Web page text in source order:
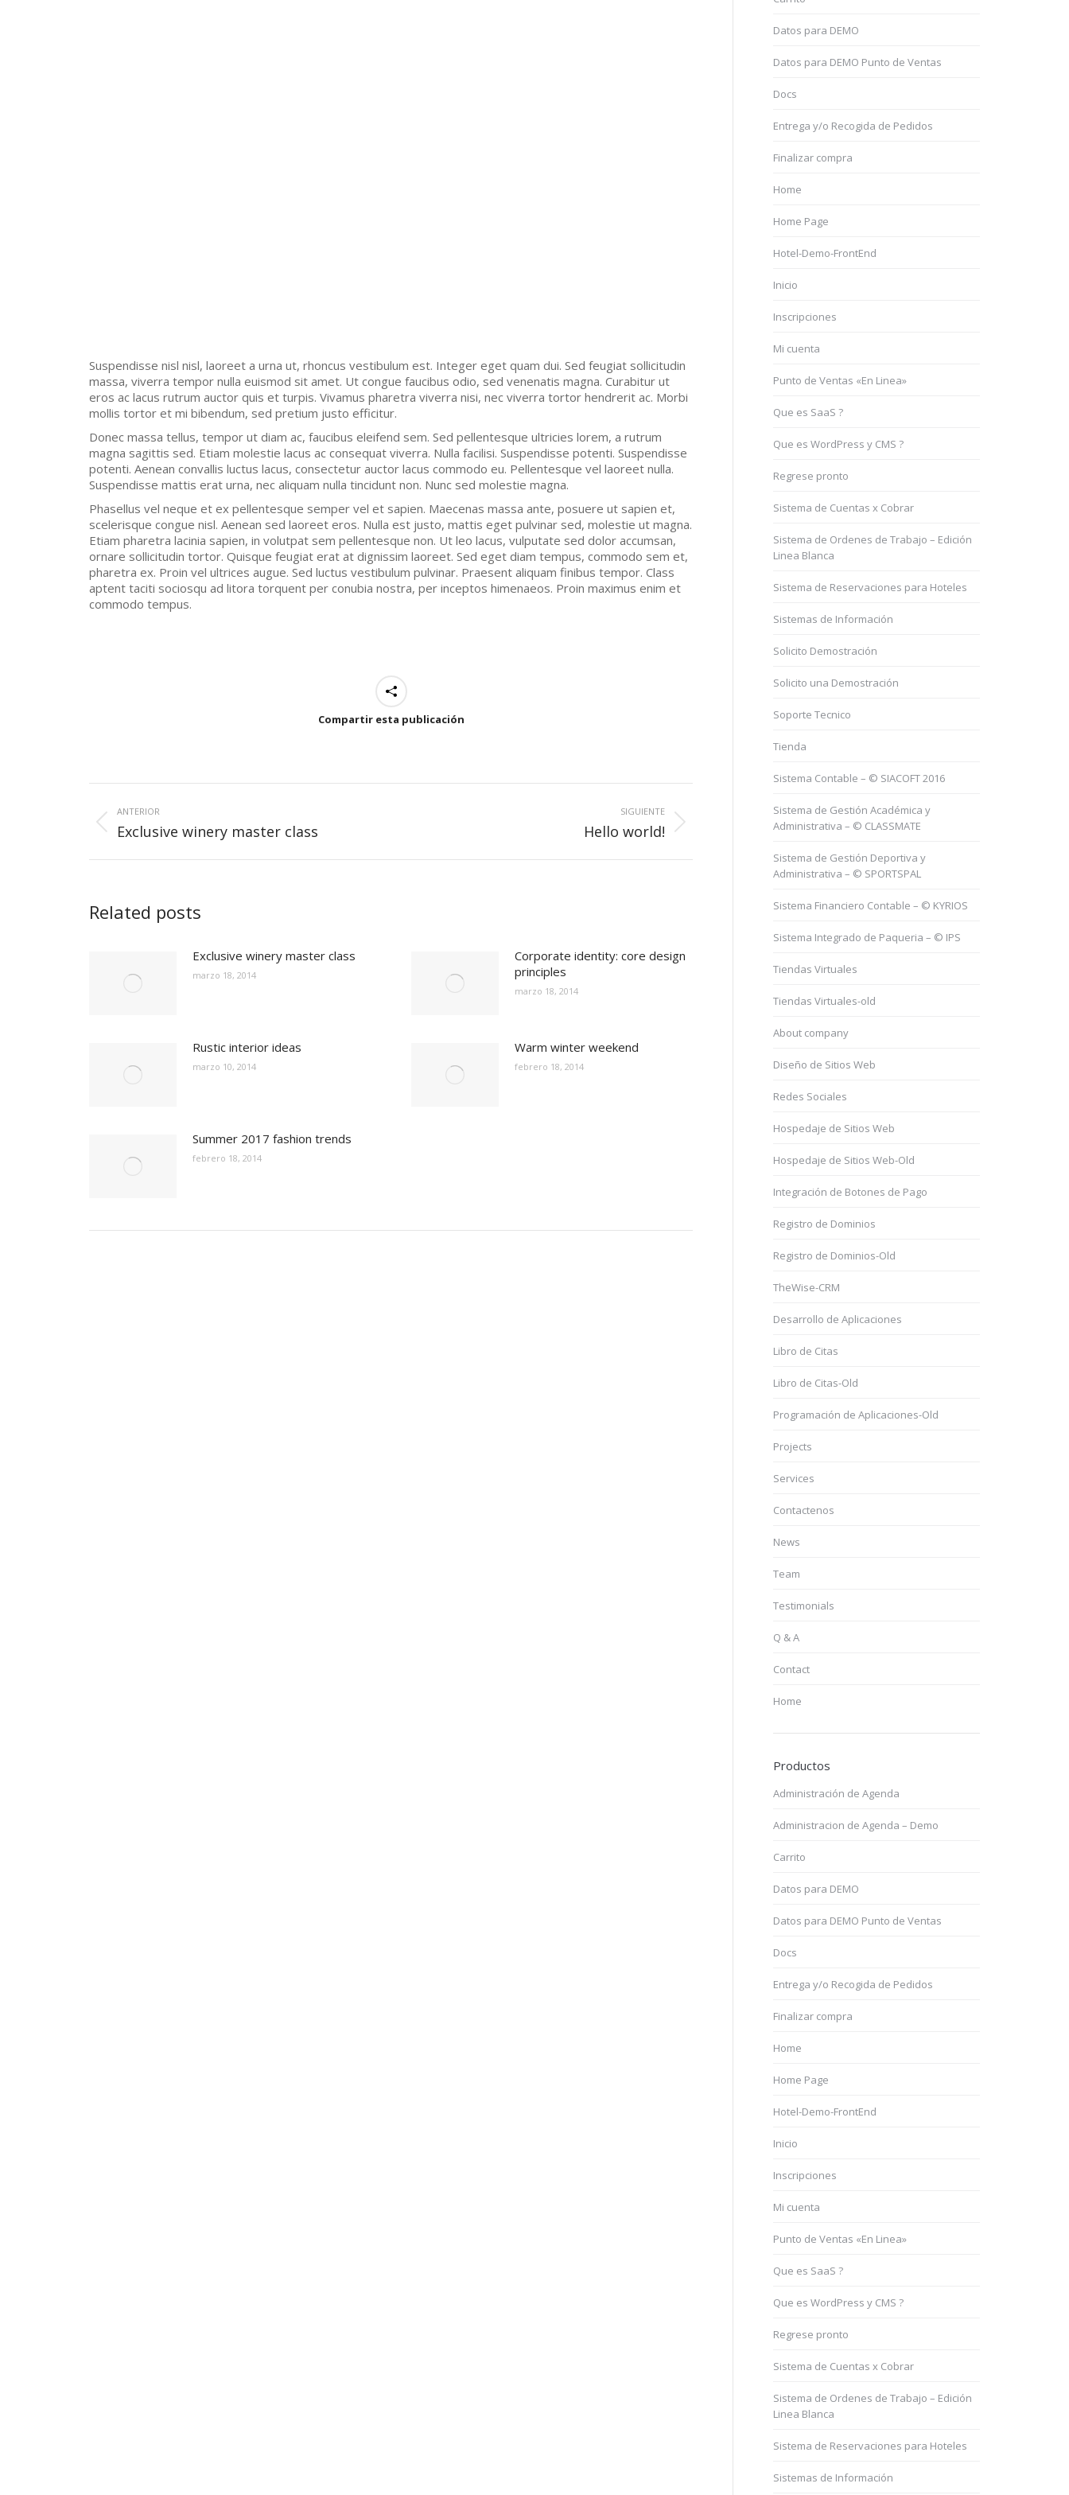
Suspendisse nisl nisl, laoreet a urna ut, rhoncus vestibulum est. Integer eget quam dui. Sed feugiat sollicitudin
massa, viverra tempor nulla euismod sit amet. Ut congue faucibus odio, sed venenatis magna. Curabitur ut
eros ac lacus rutrum auctor quis et turpis. Vivamus pharetra viverra nisi, nec viverra tortor hendrerit ac. Morbi
mollis tortor et mi bibendum, sed pretium justo efficitur.
Donec massa tellus, tempor ut diam ac, faucibus eleifend sem. Sed pellentesque ultricies lorem, a rutrum
magna sagittis sed. Etiam molestie lacus ac consequat viverra. Nulla facilisi. Suspendisse potenti. Suspendisse
potenti. Aenean convallis luctus lacus, consectetur auctor lacus commodo eu. Pellentesque vel laoreet nulla.
Suspendisse mattis erat urna, nec aliquam nulla tincidunt non. Nunc sed molestie magna.
Phasellus vel neque et ex pellentesque semper vel et sapien. Maecenas massa ante, posuere ut sapien et,
scelerisque congue nisl. Aenean sed laoreet eros. Nulla est justo, mattis eget pulvinar sed, molestie ut magna.
Etiam pharetra lacinia sapien, in volutpat sem pellentesque non. Ut leo lacus, vulputate sed dolor accumsan,
ornare sollicitudin tortor. Quisque feugiat erat at dignissim laoreet. Sed eget diam tempus, commodo sem et,
pharetra ex. Proin vel ultrices augue. Sed luctus vestibulum pulvinar. Praesent aliquam finibus tempor. Class
aptent taciti sociosqu ad litora torquent per conubia nostra, per inceptos himenaeos. Proin maximus enim et
commodo tempus.
Compartir esta publicación
entre
publicaciones
ANTERIOR
Publicación
Exclusive winery master class
SIGUIENTE
Hello world!
Related posts
Exclusive winery master class
marzo 18, 2014
Corporate identity: core design
principles
marzo 18, 2014
Rustic interior ideas
marzo 10, 2014
Warm winter weekend
febrero 18, 2014
Summer 2017 fashion trends
febrero 18, 2014
Datos para DEMO
Datos para DEMO Punto de Ventas
Docs
Entrega y/o Recogida de Pedidos
Finalizar compra
Home
Home Page
Hotel-Demo-FrontEnd
Inicio
Inscripciones
Mi cuenta
Punto de Ventas «En Linea»
Que es SaaS ?
Que es WordPress y CMS ?
Regrese pronto
Sistema de Cuentas x Cobrar
Sistema de Ordenes de Trabajo – Edición
Linea Blanca
Sistema de Reservaciones para Hoteles
Sistemas de Información
Solicito Demostración
Solicito una Demostración
Soporte Tecnico
Tienda
Sistema Contable – © SIACOFT 2016
Sistema de Gestión Académica y
Administrativa – © CLASSMATE
Sistema de Gestión Deportiva y
Administrativa – © SPORTSPAL
Sistema Financiero Contable – © KYRIOS
Sistema Integrado de Paqueria – © IPS
Tiendas Virtuales
Tiendas Virtuales-old
About company
Diseño de Sitios Web
Redes Sociales
Hospedaje de Sitios Web
Hospedaje de Sitios Web-Old
Integración de Botones de Pago
Registro de Dominios
Registro de Dominios-Old
TheWise-CRM
Desarrollo de Aplicaciones
Libro de Citas
Libro de Citas-Old
Programación de Aplicaciones-Old
Projects
Services
Contactenos
News
Team
Testimonials
Q & A
Contact
Home
Productos
Administración de Agenda
Administracion de Agenda – Demo
Carrito
Datos para DEMO
Datos para DEMO Punto de Ventas
Docs
Entrega y/o Recogida de Pedidos
Finalizar compra
Home
Home Page
Hotel-Demo-FrontEnd
Inicio
Inscripciones
Mi cuenta
Punto de Ventas «En Linea»
Que es SaaS ?
Que es WordPress y CMS ?
Regrese pronto
Sistema de Cuentas x Cobrar
Sistema de Ordenes de Trabajo – Edición
Linea Blanca
Sistema de Reservaciones para Hoteles
Sistemas de Información